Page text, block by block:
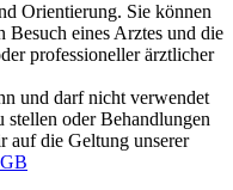
Orientierung. Sie können
Besuch eines Arztes und die
professioneller ärztlicher
und darf nicht verwendet
stellen oder Behandlungen
auf die Geltung unserer